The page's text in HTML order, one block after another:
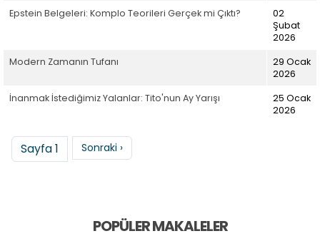
Epstein Belgeleri: Komplo Teorileri Gerçek mi Çıktı?
02
Şubat
2026
Modern Zamanın Tufanı
29 Ocak
2026
İnanmak İstediğimiz Yalanlar: Tito'nun Ay Yarışı
25 Ocak
2026
Sayfalama
Sayfa 1 Sonraki sayfa
Sonraki ›
POPÜLER MAKALELER